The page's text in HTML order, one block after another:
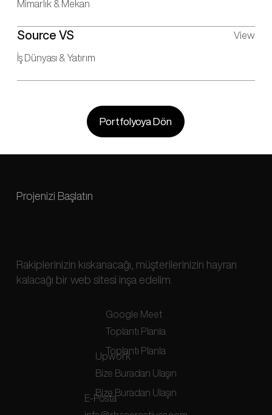
Mimarlık & Mekan
Source VS
İş Dünyası & Yatırım
View
Portfolyoya Dön
Projenizi Başlatın
Rakiplerinizin kıskanacağı, müşterilerinizin hayran
kalacağı bir web sitesi inşa edelim.
Google Meet
Toplantı Planla
Toplantı Planla
Upwork
Bize Buradan Ulaşın
Bize Buradan Ulaşın
E-Posta